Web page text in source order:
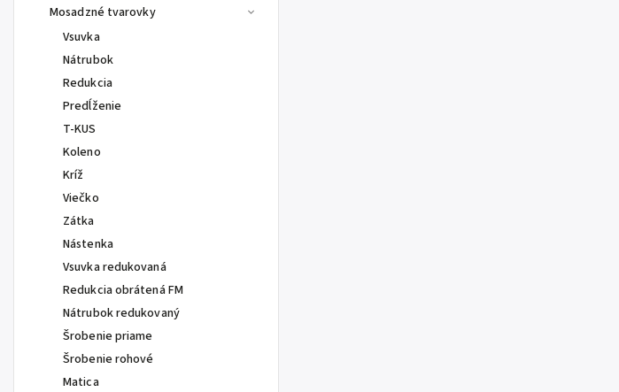
Mosadzné tvarovky
Vsuvka
Nátrubok
Redukcia
Predĺženie
T-KUS
Koleno
Kríž
Viečko
Zátka
Nástenka
Vsuvka redukovaná
Redukcia obrátená FM
Nátrubok redukovaný
Šrobenie priame
Šrobenie rohové
Matica